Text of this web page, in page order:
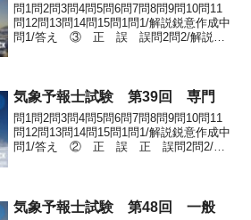
問1問2問3問4問5問6問7問8問9問10問11
問12問13問14問15問1問1/解説鋭意作成中
問1/答え ③ 正 誤 誤問2問2/解説鋭
気象予報士試験 第39回 専門
問1問2問3問4問5問6問7問8問9問10問11
問12問13問14問15問1問1/解説鋭意作成中
問1/答え ② 正 誤 正 誤問2問2/解
気象予報士試験 第48回 一般